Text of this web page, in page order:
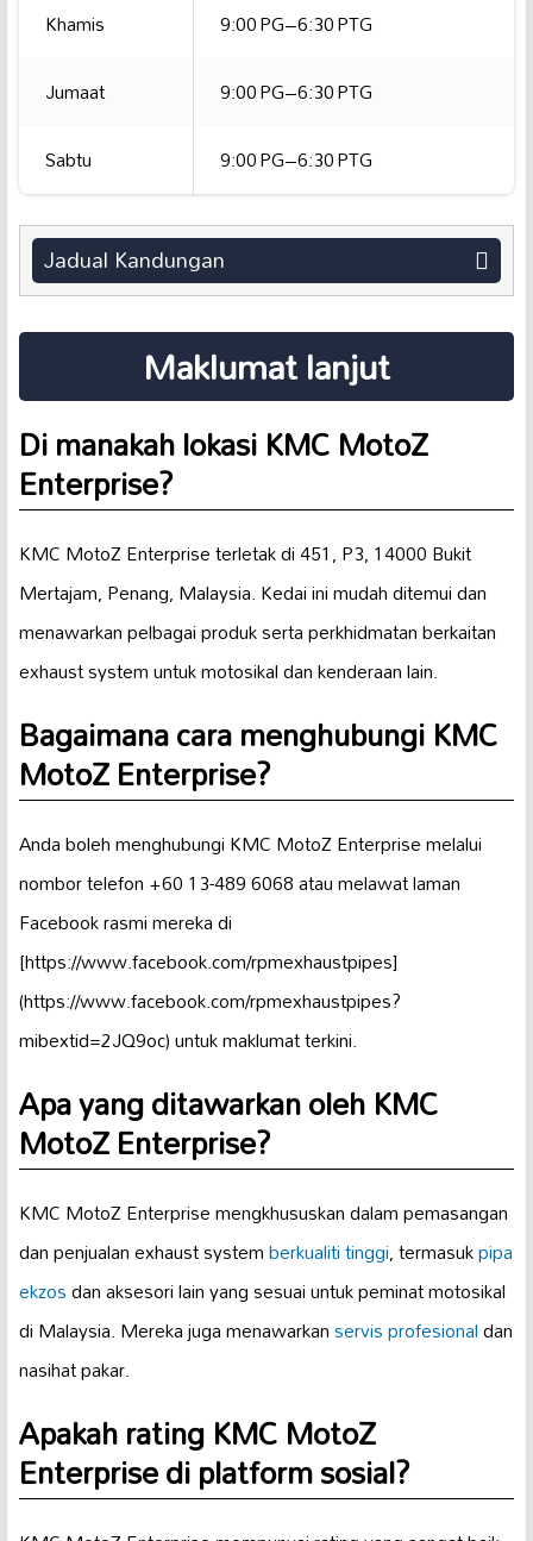
Khamis
9:00 PG–6:30 PTG
Jumaat
9:00 PG–6:30 PTG
Sabtu
9:00 PG–6:30 PTG
Jadual Kandungan
Maklumat lanjut
Di manakah lokasi KMC MotoZ
Enterprise?
KMC MotoZ Enterprise terletak di 451, P3, 14000 Bukit
Mertajam, Penang, Malaysia. Kedai ini mudah ditemui dan
menawarkan pelbagai produk serta perkhidmatan berkaitan
exhaust system untuk motosikal dan kenderaan lain.
Bagaimana cara menghubungi KMC
MotoZ Enterprise?
Anda boleh menghubungi KMC MotoZ Enterprise melalui
nombor telefon +60 13-489 6068 atau melawat laman
Facebook rasmi mereka di
[https://www.facebook.com/rpmexhaustpipes]
(https://www.facebook.com/rpmexhaustpipes?
mibextid=2JQ9oc) untuk maklumat terkini.
Apa yang ditawarkan oleh KMC
MotoZ Enterprise?
KMC MotoZ Enterprise mengkhususkan dalam pemasangan
dan penjualan exhaust systemberkualiti tinggi, termasukpipa
ekzosdan aksesori lain yang sesuai untuk peminat motosikal
di Malaysia. Mereka juga menawarkanservis profesionaldan
nasihat pakar.
Apakah rating KMC MotoZ
Enterprise di platform sosial?